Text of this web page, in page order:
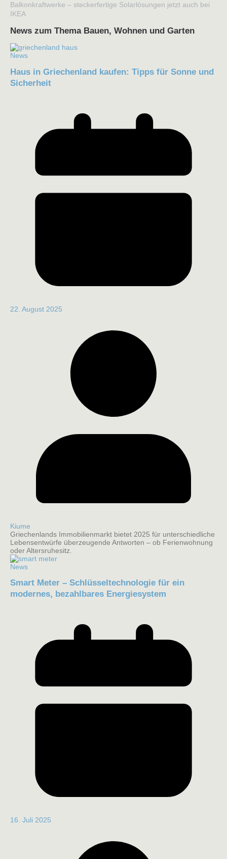
Balkonkraftwerke – steckerfertige Solarlösungen jetzt auch bei
IKEA
News zum Thema Bauen, Wohnen und Garten
News
Haus in Griechenland kaufen: Tipps für Sonne und
Sicherheit
22. August 2025
Kiume
Griechenlands Immobilienmarkt bietet 2025 für unterschiedliche
Lebensentwürfe überzeugende Antworten – ob Ferienwohnung
oder Altersruhesitz.
News
Smart Meter – Schlüsseltechnologie für ein
modernes, bezahlbares Energiesystem
16. Juli 2025